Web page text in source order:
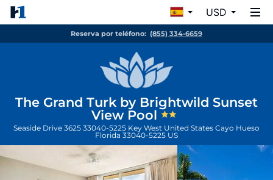
USD
Reserva por teléfono: (855) 334-6659
The Grand Turk by Brightwild Sunset
View Pool
Seaside Drive 3625 33040-5225 Key West United States Cayo Hueso
Florida 33040-5225 US